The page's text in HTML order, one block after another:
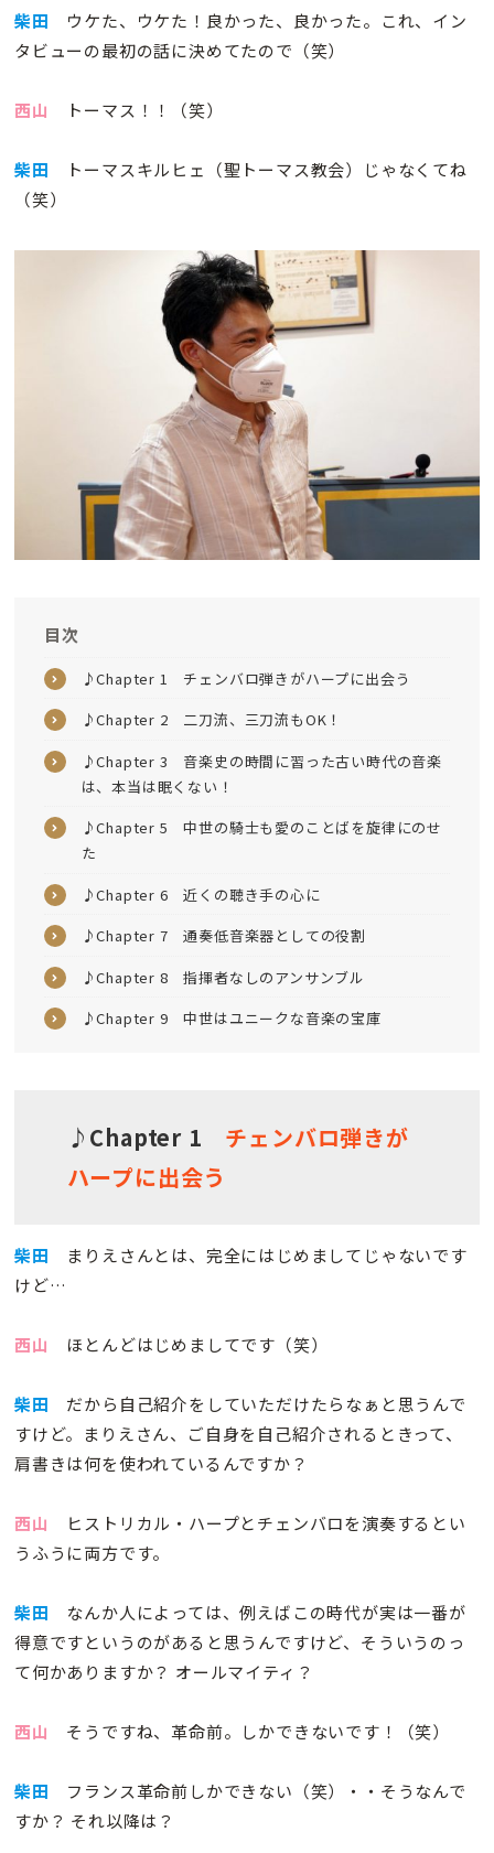
柴田 ウケた、ウケた！良かった、良かった。これ、イン
タビューの最初の話に決めてたので（笑）
西山 トーマス！！（笑）
柴田 トーマスキルヒェ（聖トーマス教会）じゃなくてね
（笑）
目次
♪Chapter 1 チェンバロ弾きがハープに出会う
♪Chapter 2 二刀流、三刀流もOK！
♪Chapter 3 音楽史の時間に習った古い時代の音楽
は、本当は眠くない！
♪Chapter 5 中世の騎士も愛のことばを旋律にのせ
た
♪Chapter 6 近くの聴き手の心に
♪Chapter 7 通奏低音楽器としての役割
♪Chapter 8 指揮者なしのアンサンブル
♪Chapter 9 中世はユニークな音楽の宝庫
♪Chapter 1 チェンバロ弾きが
ハープに出会う
柴田 まりえさんとは、完全にはじめましてじゃないです
けど…
西山 ほとんどはじめましてです（笑）
柴田 だから自己紹介をしていただけたらなぁと思うんで
すけど。まりえさん、ご自身を自己紹介されるときって、
肩書きは何を使われているんですか？
西山
ヒストリカル・ハープとチェンバロを演奏するとい
うふうに両方です。
柴田 なんか人によっては、例えばこの時代が実は一番が
得意ですというのがあると思うんですけど、そういうのっ
て何かありますか？ オールマイティ？
西山 そうですね、革命前。しかできないです！（笑）
柴田 フランス革命前しかできない（笑）・・そうなんで
すか？ それ以降は？